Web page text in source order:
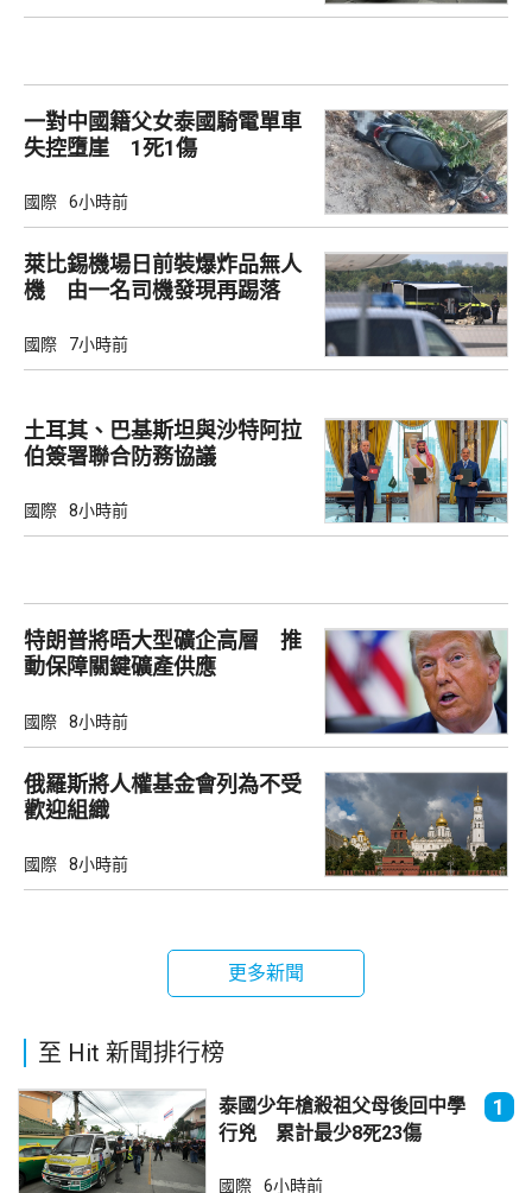
一對中國籍父女泰國騎電單車
失控墮崖 1死1傷
國際 6小時前
萊比錫機場日前裝爆炸品無人
機 由一名司機發現再踢落
國際 7小時前
土耳其、巴基斯坦與沙特阿拉
伯簽署聯合防務協議
國際 8小時前
特朗普將晤大型礦企高層 推
動保障關鍵礦產供應
國際 8小時前
俄羅斯將人權基金會列為不受
歡迎組織
國際 8小時前
更多新聞
至 Hit 新聞排行榜
泰國少年槍殺祖父母後回中學
行兇 累計最少8死23傷
1
國際 6小時前